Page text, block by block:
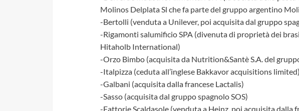
Molinos Delplata Sl che fa parte del gruppo argentino
-Bertolli (venduta a Unilever, poi acquisita dal gruppo
-Rigamonti salumificio SPA (divenuta di proprietà dei
Hitaholb International)
-Orzo Bimbo (acquisita da Nutrition&Santè S.A. del
-Italpizza (ceduta all’inglese Bakkavor acquisitions limited)
-Galbani (acquisita dalla francese Lactalis)
-Sasso (acquisita dal gruppo spagnolo SOS)
-Fattorie Scaldasole (venduta a Heinz, poi acquisita dalla